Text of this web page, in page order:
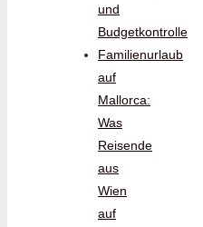
und
Budgetkontrolle
Familienurlaub
auf
Mallorca:
Was
Reisende
aus
Wien
auf